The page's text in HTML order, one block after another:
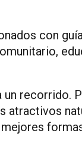
con
recorrido.
atractivos